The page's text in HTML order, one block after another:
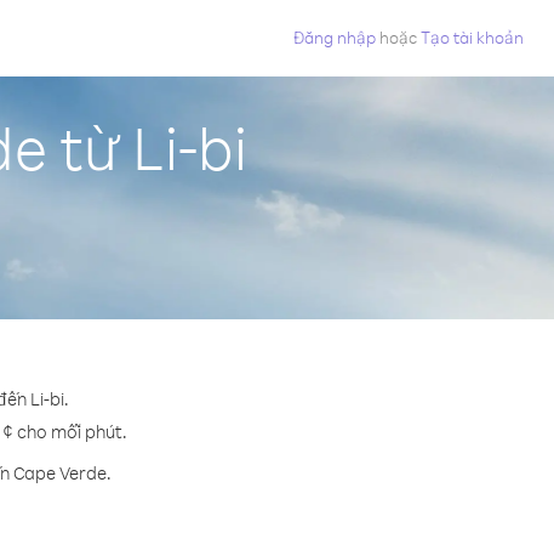
Đăng nhập hoặcTạo tài khoản
từ Li-bi
Li-bi.
cho mỗi phút.
Cape Verde.